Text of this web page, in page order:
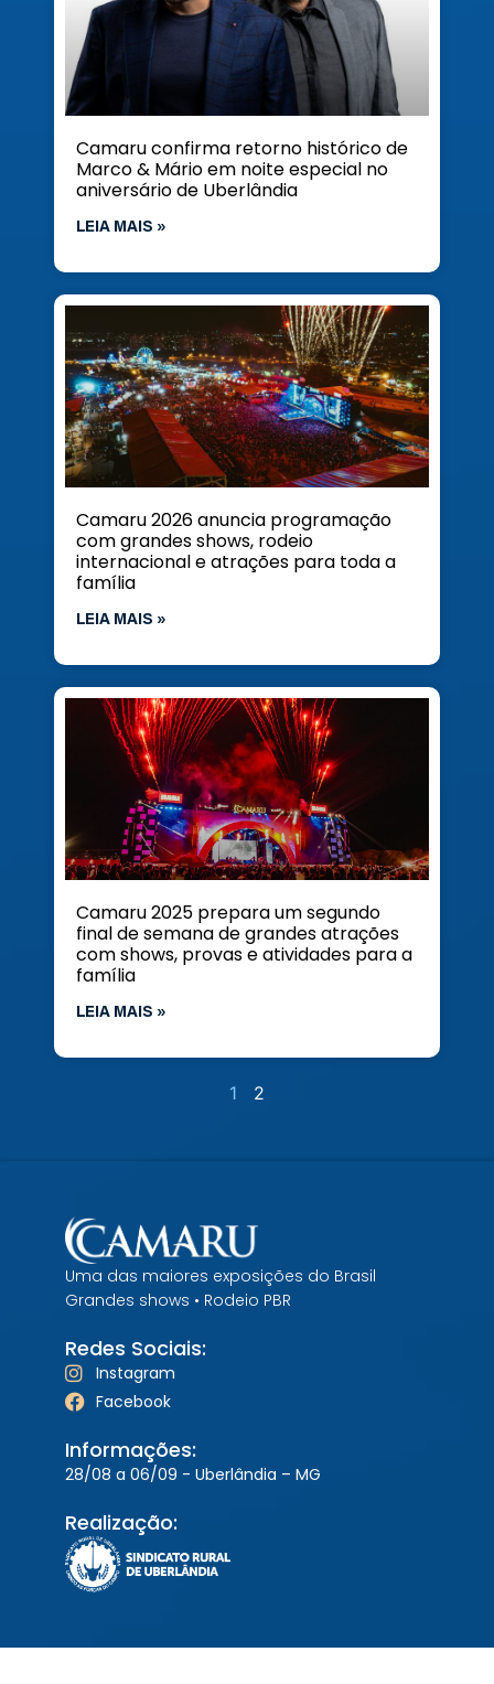
Camaru confirma retorno histórico de
Marco & Mário em noite especial no
aniversário de Uberlândia
LEIA MAIS »
Camaru 2026 anuncia programação
com grandes shows, rodeio
internacional e atrações para toda a
família
LEIA MAIS »
Camaru 2025 prepara um segundo
final de semana de grandes atrações
com shows, provas e atividades para a
família
LEIA MAIS »
1 2
Uma das maiores exposições do Brasil
Grandes shows • Rodeio PBR
Redes Sociais:
Instagram
Facebook
Informações:
28/08 a 06/09 - Uberlândia – MG
Realização: